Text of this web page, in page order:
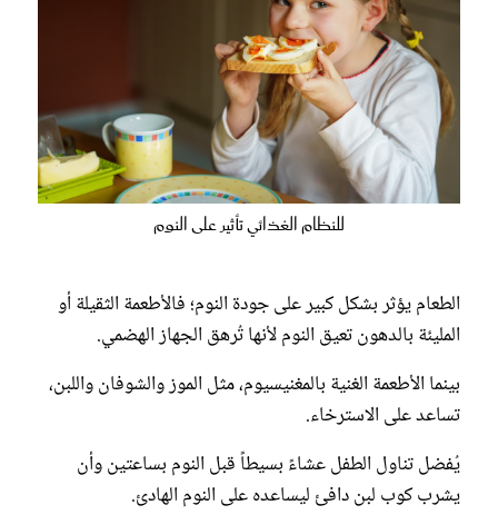
للنظام الغذائي تأثير على النوم
الطعام يؤثر بشكل كبير على جودة النوم؛ فالأطعمة الثقيلة أو
المليئة بالدهون تعيق النوم لأنها تُرهق الجهاز الهضمي.
بينما الأطعمة الغنية بالمغنيسيوم، مثل الموز والشوفان واللبن،
تساعد على الاسترخاء.
يُفضل تناول الطفل عشاءً بسيطاً قبل النوم بساعتين وأن
يشرب كوب لبن دافئ ليساعده على النوم الهادئ.